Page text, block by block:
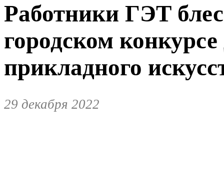
Работники ГЭТ
городском
прикладного
29 декабря 2022